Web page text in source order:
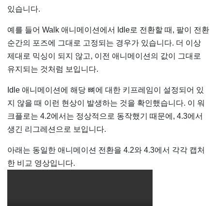
있습니다.
예를 들어 Walk 애니메이션에서 Idle로 전환할 때, 팔이 전환
순간의 포즈에 그대로 고정되는 경우가 있습니다. 더 이상
제대로 믹싱이 되지 않고, 이전 애니메이션의 값이 그대로
유지되는 것처럼 보입니다.
Idle 애니메이션에 해당 뼈에 대한 키프레임이 설정되어 있
지 않을 때 이런 현상이 발생하는 것을 확인했습니다. 이 워
크플로는 4.2에서는 정상적으로 동작했기 때문에, 4.3에서
생긴 리그레션으로 보입니다.
아래는 동일한 애니메이션 전환을 4.2와 4.3에서 각각 캡처
한 비교 영상입니다.